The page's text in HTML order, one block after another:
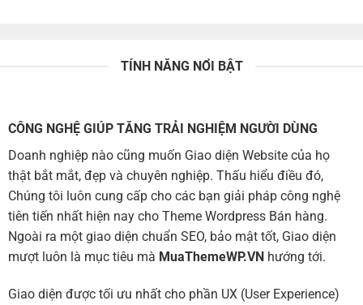
TÍNH NĂNG NỔI BẬT
CÔNG NGHỆ GIÚP TĂNG TRẢI NGHIỆM NGƯỜI DÙNG
Doanh nghiệp nào cũng muốn Giao diện Website của họ
thật bắt mắt, đẹp và chuyên nghiệp. Thấu hiểu điều đó,
Chúng tôi luôn cung cấp cho các bạn giải pháp công nghệ
tiên tiến nhất hiện nay cho Theme Wordpress Bán hàng.
Ngoài ra một giao diện chuẩn SEO, bảo mật tốt, Giao diện
mượt luôn là mục tiêu mà MuaThemeWP.VN hướng tới.
Giao diện được tối ưu nhất cho phần UX (User Experience)